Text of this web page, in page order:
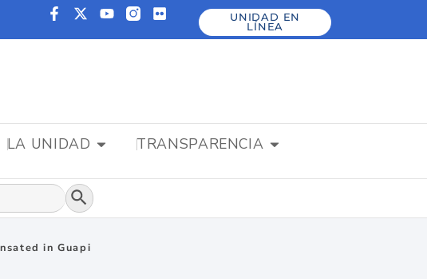
UNIDAD EN
LÍNEA
LA UNIDAD TRANSPARENCIA
Botón de búsqueda
in Guapi